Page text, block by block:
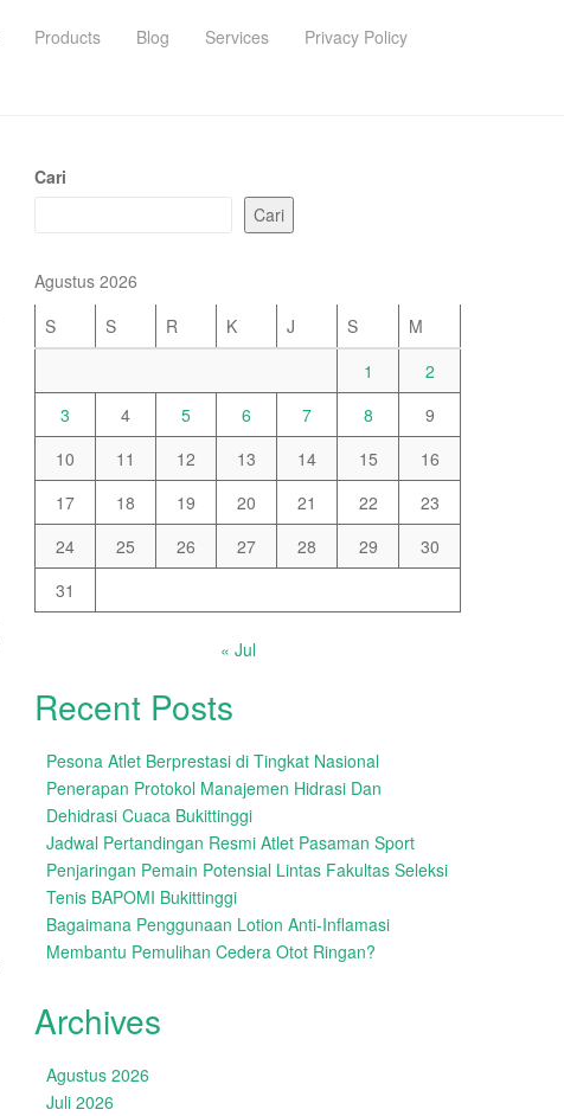
Products Blog Services Privacy Policy
Cari
Cari
Agustus 2026
S
S R K J S
M
1
2
3
4 5 6 7 8
9
10
11 12 13 14 15
16
17
18 19 20 21 22
23
24
25 26 27 28 29
30
31
« Jul
Recent Posts
Pesona Atlet Berprestasi di Tingkat Nasional
Penerapan Protokol Manajemen Hidrasi Dan
Dehidrasi Cuaca Bukittinggi
Jadwal Pertandingan Resmi Atlet Pasaman Sport
Penjaringan Pemain Potensial Lintas Fakultas Seleksi
Tenis BAPOMI Bukittinggi
Bagaimana Penggunaan Lotion Anti-Inflamasi
Membantu Pemulihan Cedera Otot Ringan?
Archives
Agustus 2026
Juli 2026